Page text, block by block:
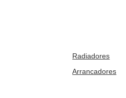
Radiadores
Arrancadores